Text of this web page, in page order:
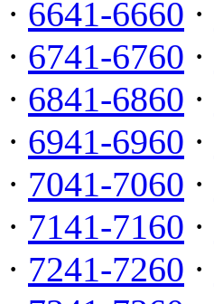
· 6641-6660 ·
· 6741-6760 ·
· 6841-6860 ·
· 6941-6960 ·
· 7041-7060 ·
· 7141-7160 ·
· 7241-7260 ·